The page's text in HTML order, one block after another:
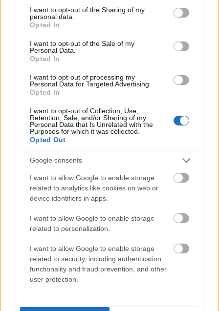
not limited to your visit or usage behaviour. You may click to
grant or deny consent to Google and its third-party tags to
use your data for below specified purposes in below Google
consent section.
I want to opt-out of the Sharing of my
personal data.
Opted In
I want to opt-out of the Sale of my
Personal Data.
Opted In
I want to opt-out of processing my
Personal Data for Targeted Advertising.
Opted In
I want to opt-out of Collection, Use,
Retention, Sale, and/or Sharing of my
Personal Data that Is Unrelated with the
Purposes for which it was collected.
Opted Out
Google consents
I want to allow Google to enable storage
related to analytics like cookies on web or
device identifiers in apps.
I want to allow Google to enable storage
related to personalization.
I want to allow Google to enable storage
related to security, including authentication
functionality and fraud prevention, and other
user protection.
Często sprawdzane
Jak zapisywać nazwy zaklęć
Pij, coś nawarzył
Odmiana:wegetarian
Ciekawostki
kocimiętka— Pochodzenie nazwy
słownik — A na blogu
karawaka— Skąd nazwa karawaka?
Mogą Cię zainteresować również hasła
darmozjad
aniżeliby
hulajnoga